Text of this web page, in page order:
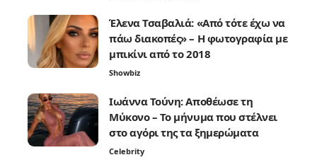
Έλενα Τσαβαλιά: «Από τότε έχω να
πάω διακοπές» – Η φωτογραφία με
μπικίνι από το 2018
Showbiz
Ιωάννα Τούνη: Αποθέωσε τη
Μύκονο – Το μήνυμα που στέλνει
στο αγόρι της τα ξημερώματα
Celebrity